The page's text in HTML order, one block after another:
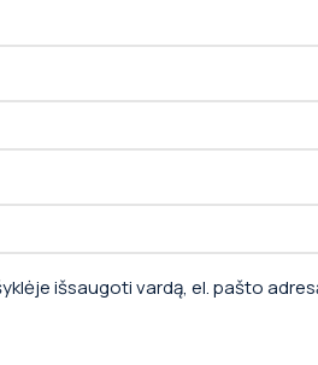
išsaugoti vardą, el. pašto